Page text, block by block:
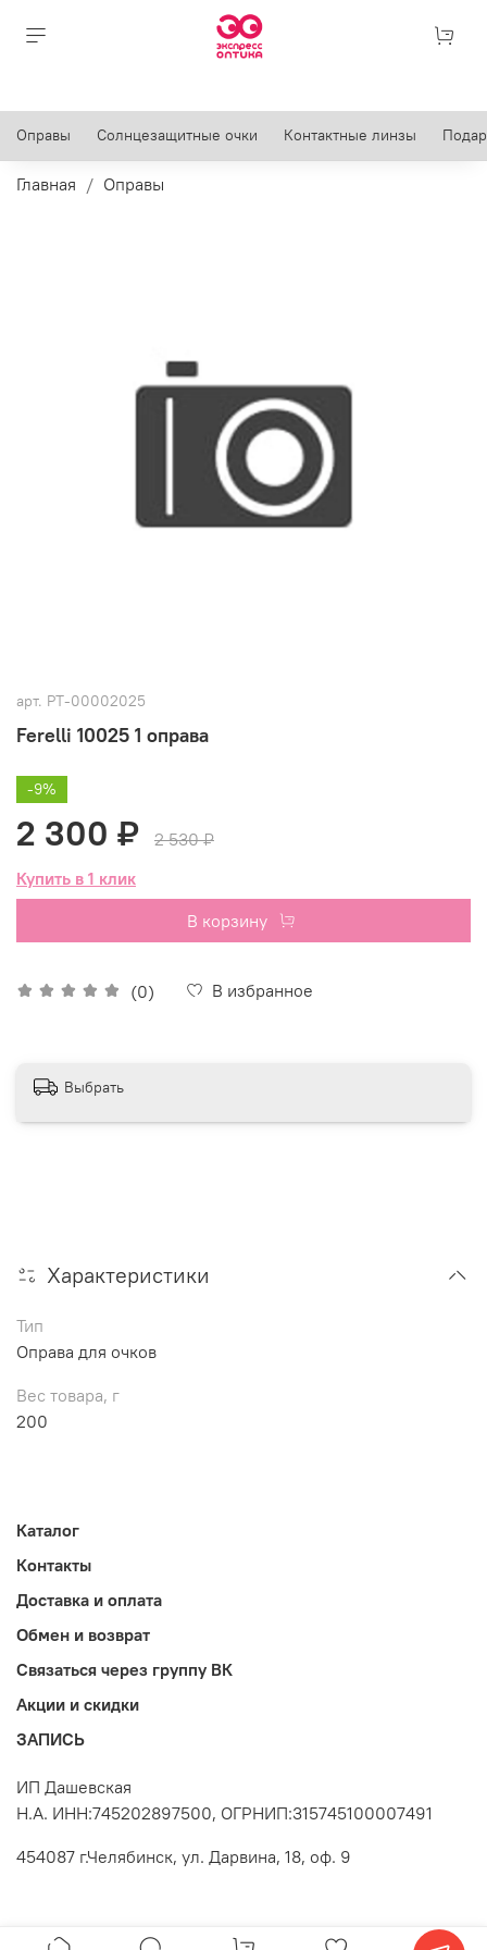
Оправы Солнцезащитные очки Контактные линзы
Главная Оправы
арт. РТ-00002025
Ferelli 10025 1 оправа
(0) В избранное
-9%
2 300 ₽
2 530 ₽
Купить в 1 клик
В корзину
Выбрать
Характеристики
Тип
Оправа для очков
Вес товара, г
200
Каталог
Контакты
Доставка и оплата
Обмен и возврат
Связаться через группу ВК
Акции и скидки
ЗАПИСЬ
ИП Дашевская
Н.А. ИНН:745202897500, ОГРНИП:315745100007491
454087 г.Челябинск, ул. Дарвина, 18, оф. 9